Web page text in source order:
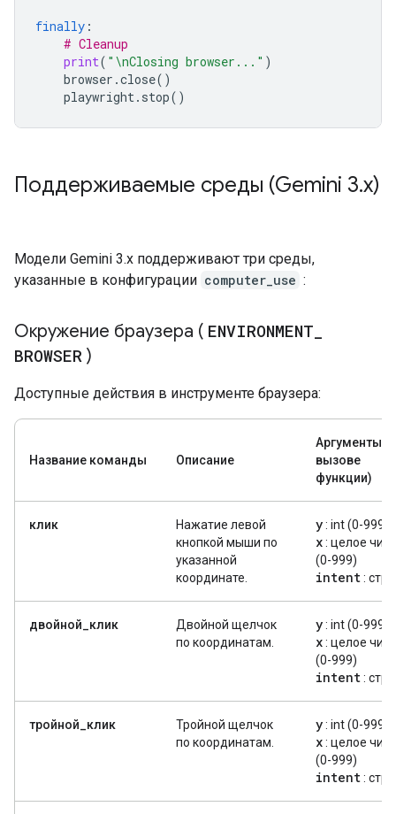
finally :
# Cleanup
print( " \nClosing browser..." )
browser .close()
playwright. stop()
Поддерживаемые среды (Gemini 3.x)
Модели Gemini 3.x поддерживают три среды,
указанные в конфигурации computer_use :
Окружение браузера ( ENVIRONMENT
BROWSER )
Доступные действия в инструменте браузера:
Название команды Описание
Аргументы
вызове
функции)
клик
Нажатие левой
кнопкой мыши по
указанной
координате.
y: int (0-999)
x: целое
(0-999)
intent:
двойной_клик
Двойной щелчок
по координатам.
y: int (0-999)
x: целое
(0-999)
intent:
тройной_клик
Тройной щелчок
по координатам.
y: int (0-999)
x: целое
(0-999)
intent: